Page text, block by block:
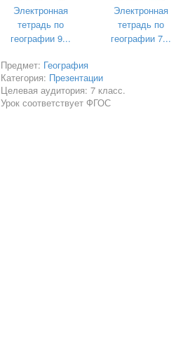
- Западные ветры
2. Вставь пропущенные слова
Заполни пропуски в тексте:
Воздушные массы — это большие
Электронная
тетрадь по
географии 9...
Электронная
тетрадь по
географии 7...
Предмет: География
Категория: Презентации
Целевая аудитория: 7 класс.
Урок соответствует ФГОС